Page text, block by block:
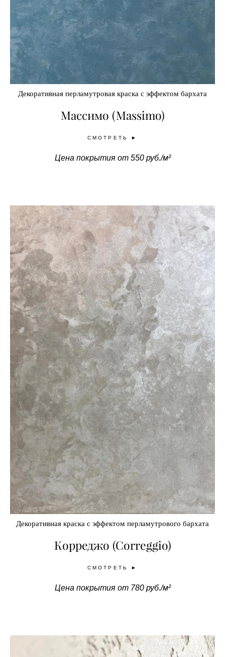
Декоративная перламутровая краска с эффектом бархата
Массимо (Massimo)
СМОТРЕТЬ ►
Цена покрытия от 550 руб./м²
Декоративная краска с эффектом перламутрового бархата
Корреджо (Correggio)
СМОТРЕТЬ ►
Цена покрытия от 780 руб./м²